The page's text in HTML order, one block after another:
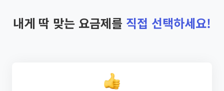
내게 딱 맞는 요금제를 직접 선택하세요!